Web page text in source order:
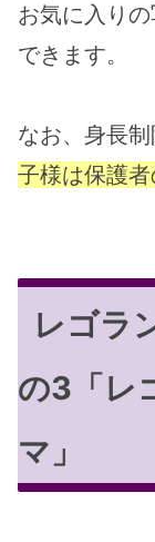
お気に入り
できます。
なお、身長制
子様は保護
レゴラ
の3「レ
マ」